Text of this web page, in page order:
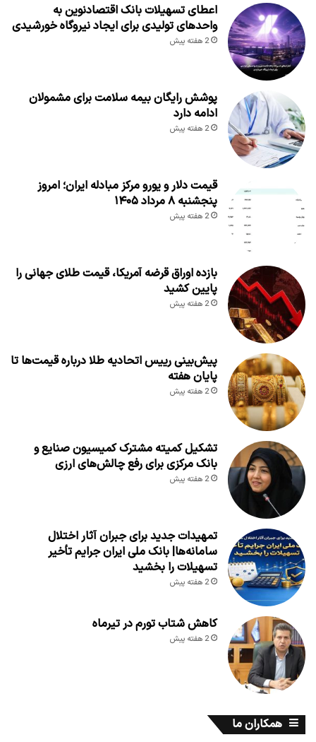
اعطای تسهیلات بانک اقتصادنوین به
واحدهای تولیدی برای ایجاد نیروگاه خورشیدی
2 هفته پیش
پوشش رایگان بیمه سلامت برای مشمولان
ادامه دارد
2 هفته پیش
قیمت دلار و یورو مرکز مبادله ایران؛ امروز
پنجشنبه ۸ مرداد ۱۴۰۵
2 هفته پیش
بازده اوراق قرضه آمریکا، قیمت طلای جهانی را
پایین کشید
2 هفته پیش
پیش‌بینی رییس اتحادیه طلا درباره قیمت‌ها تا
پایان هفته
2 هفته پیش
تشکیل کمیته مشترک کمیسیون صنایع و
بانک مرکزی برای رفع چالش‌های ارزی
2 هفته پیش
تمهیدات جدید برای جبران آثار اختلال
سامانه‌ها| بانک ملی ایران جرایم تأخیر
تسهیلات را بخشید
2 هفته پیش
کاهش شتاب تورم در تیرماه
2 هفته پیش
همکاران ما